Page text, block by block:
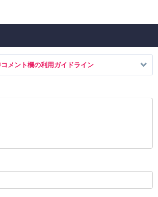
コメント欄の利用ガイドライン
とし、場合によってはコメント削除や書き込み制
稿を再び投稿すること
買など金銭が絡む内容の投稿